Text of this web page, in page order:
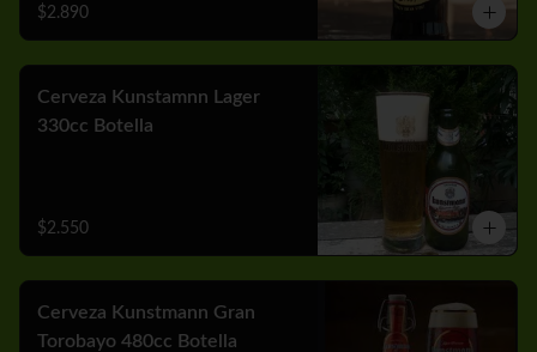
$2.890
Cerveza Kunstamnn Lager
330cc Botella
$2.550
Cerveza Kunstmann Gran
Torobayo 480cc Botella